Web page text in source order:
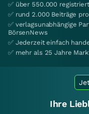
✅ über 550.000
✅ rund 2.000 Beiträge pro
✅ verlagsunabhängige
BörsenNews
✅ Jederzeit einfach
✅ mehr als 25 Jahre
Ihre